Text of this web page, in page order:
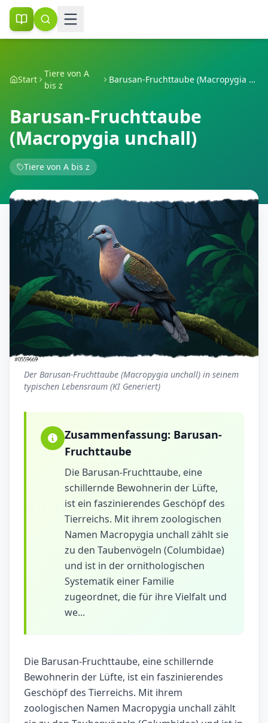
Start
Tiere von A
bis z
Barusan-Fruchttaube (Macropygia unchall)
Barusan-Fruchttaube
(Macropygia unchall)
Tiere von A bis z
Der Barusan-Fruchttaube (Macropygia unchall) in seinem
typischen Lebensraum (KI Generiert)
Zusammenfassung: Barusan-
Fruchttaube
Die Barusan-Fruchttaube, eine
schillernde Bewohnerin der Lüfte,
ist ein faszinierendes Geschöpf des
Tierreichs. Mit ihrem zoologischen
Namen Macropygia unchall zählt sie
zu den Taubenvögeln (Columbidae)
und ist in der ornithologischen
Systematik einer Familie
zugeordnet, die für ihre Vielfalt und
we...
Die Barusan-Fruchttaube, eine schillernde
Bewohnerin der Lüfte, ist ein faszinierendes
Geschöpf des Tierreichs. Mit ihrem
zoologischen Namen Macropygia unchall zählt